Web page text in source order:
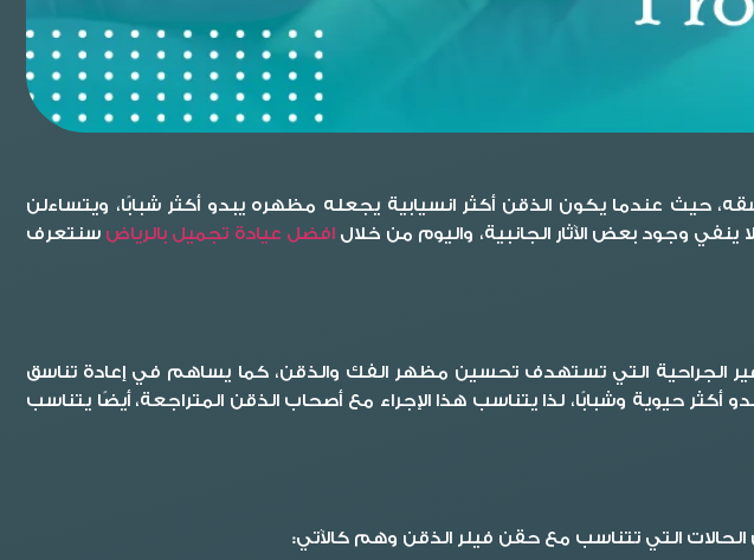
حيث عندما يكون الذقن أكثر انسيابية يجعله مظهره يبدو أكثر شبابًا، ويتساءلن
ينفي وجود بعض الآثار الجانبية، واليوم من خلالافضل عيادة تجميل بالرياض سنتعرف
غير الجراحية التي تستهدف تحسين مظهر الفك والذقن، كما يساهم في إعادة تناسق
حيوية وشبابًا، لذا يتناسب هذا الإجراء مع أصحاب الذقن المتراجعة، أيضًا يتناسب
الحالات التي تتناسب مع حقن فيلر الذقن وهم كالآتي: